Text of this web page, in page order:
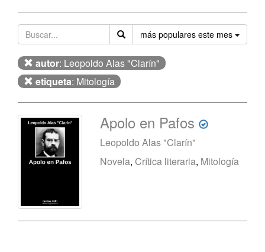
más populares este mes
autor: Leopoldo Alas "Clarín"
etiqueta: Mitología
Apolo en Pafos
Leopoldo Alas "Clarín"
Novela, Crítica literaria, Mitología